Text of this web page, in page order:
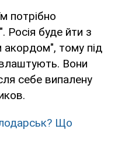
потрібно
Росія буде йти з
акордом", тому під
Вони
себе випалену
Що